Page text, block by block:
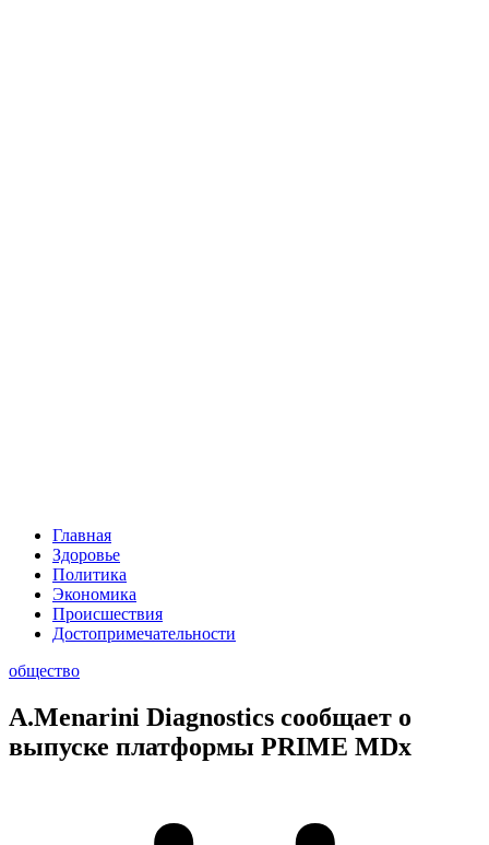
Главная
Здоровье
Политика
Экономика
Происшествия
Достопримечательности
общество
A.Menarini Diagnostics сообщает о
выпуске платформы PRIME MDx